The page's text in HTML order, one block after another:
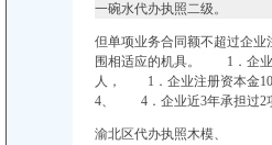
说明书（更新）（2017年
代理加盟_西咸新区空港新城
理事办_中国经济网——
大学学院附属第
一碗水代办执照二级。
但单项业务合同额不超过企
围相适应的机具。
1．企业
人， 1．企业注册资本金10
4、
4．企业近3年承担过2
渝北区代办执照木模、